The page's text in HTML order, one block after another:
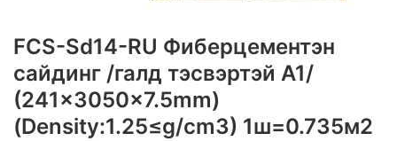
FCS-Sd14-RU Фиберцементэн
сайдинг /галд тэсвэртэй A1/
(241x3050x7.5mm)
(Density:1.25≤g/cm3) 1ш=0.735м2